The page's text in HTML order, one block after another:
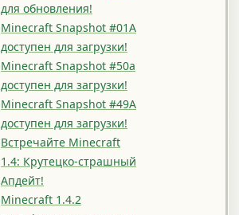
для обновления!
Minecraft Snapshot #01A
доступен для загрузки!
Minecraft Snapshot #50a
доступен для загрузки!
Minecraft Snapshot #49А
доступен для загрузки!
Встречайте Minecraft
1.4: Крутецко-страшный
Апдейт!
Minecraft 1.4.2